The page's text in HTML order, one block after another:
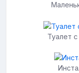
Туалет